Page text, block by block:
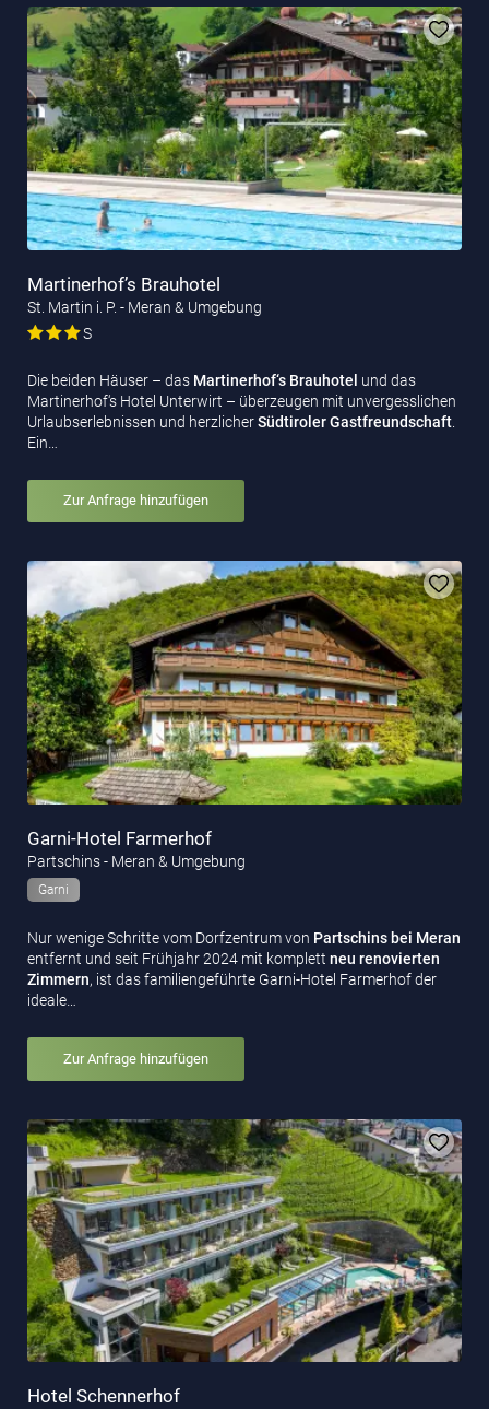
Martinerhof’s Brauhotel
St. Martin i. P. - Meran & Umgebung
S
Die beiden Häuser – das Martinerhof‘s Brauhotel und das
Martinerhof‘s Hotel Unterwirt – überzeugen mit unvergesslichen
Urlaubserlebnissen und herzlicherSüdtiroler Gastfreundschaft
Ein…
Zur Anfrage hinzufügen
Garni-Hotel Farmerhof
Partschins - Meran & Umgebung
Garni
Nur wenige Schritte vom Dorfzentrum von Partschins bei Meran
entfernt und seit Frühjahr 2024 mit komplett neu renovierten
Zimmern, ist das familiengeführte Garni-Hotel Farmerhof der
ideale…
Zur Anfrage hinzufügen
Hotel Schennerhof